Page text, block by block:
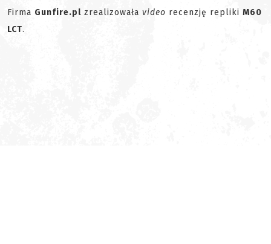
Firma Gunfire.pl zrealizowała video recenzję repliki M60
LCT.